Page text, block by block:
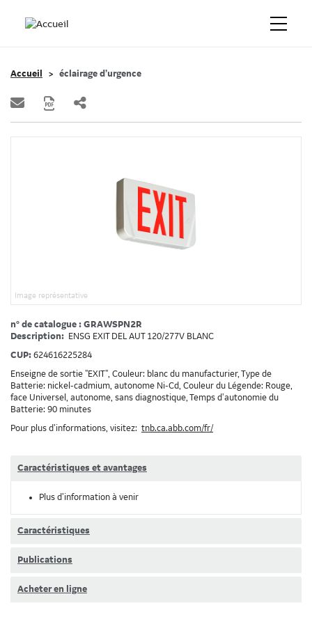
Accueil éclairage d’urgence
Image représentative
n° de catalogue : GRAWSPN2R
Description: ENSG EXIT DEL AUT 120/277V BLANC
CUP: 624616225284
Enseigne de sortie "EXIT", Couleur: blanc du manufacturier, Type de
Batterie: nickel-cadmium, autonome Ni-Cd, Couleur du Légende: Rouge,
face Universel, autonome, sans diagnostique, Temps d'autonomie du
Batterie: 90 minutes
Pour plus d’informations, visitez: tnb.ca.abb.com/fr/
Caractéristiques et avantages
Plus d’information à venir
Caractéristiques
Publications
Acheter en ligne